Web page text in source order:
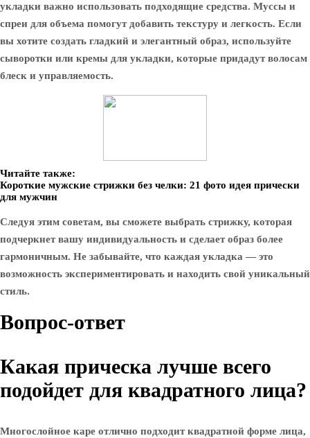
укладки важно использовать подходящие средства. Муссы и
спреи для объема помогут добавить текстуру и легкость. Если
вы хотите создать гладкий и элегантный образ, используйте
сыворотки или кремы для укладки, которые придадут волосам
блеск и управляемость.
Читайте также:
Короткие мужские стрижки без челки: 21 фото идея прически
для мужчин
Следуя этим советам, вы сможете выбрать стрижку, которая
подчеркнет вашу индивидуальность и сделает образ более
гармоничным. Не забывайте, что каждая укладка — это
возможность экспериментировать и находить свой уникальный
стиль.
Вопрос-ответ
Какая прическа лучше всего
подойдет для квадратного лица?
Многослойное каре отлично подходит квадратной форме лица,